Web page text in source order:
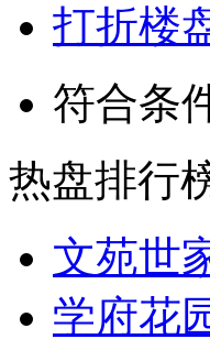
打折楼
符合条
热盘排行
文苑世
学府花